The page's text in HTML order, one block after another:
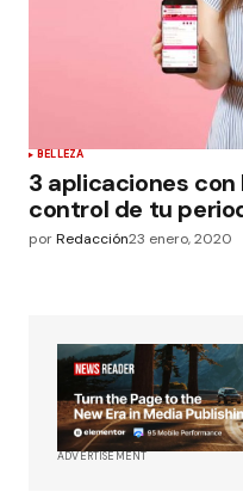
BELLEZA
3 aplicaciones
control de tu
porRedacción23 enero, 2020
ADVERTISEMENT